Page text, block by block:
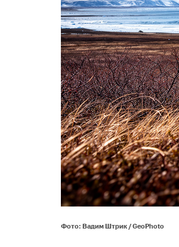
Фото: Вадим Штрик / GeoPhoto